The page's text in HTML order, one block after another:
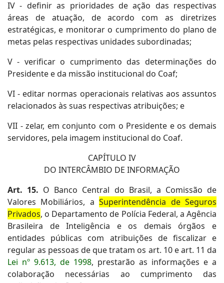
IV - definir as prioridades de ação das respectivas
áreas de atuação, de acordo com as diretrizes
estratégicas, e monitorar o cumprimento do plano de
metas pelas respectivas unidades subordinadas;
V - verificar o cumprimento das determinações do
Presidente e da missão institucional do Coaf;
VI - editar normas operacionais relativas aos assuntos
relacionados às suas respectivas atribuições; e
VII - zelar, em conjunto com o Presidente e os demais
servidores, pela imagem institucional do Coaf.
CAPÍTULO IV
DO INTERCÂMBIO DE INFORMAÇÃO
Art. 15. O Banco Central do Brasil, a Comissão de
Valores Mobiliários, aSuperintendência de Seguros
Privados, o Departamento de Polícia Federal, a Agência
Brasileira de Inteligência e os demais órgãos e
entidades públicas com atribuições de fiscalizar e
regular as pessoas de que tratam os art. 10 e art. 11 da
Lei nº 9.613, de 1998, prestarão as informações e a
colaboração necessárias ao cumprimento das